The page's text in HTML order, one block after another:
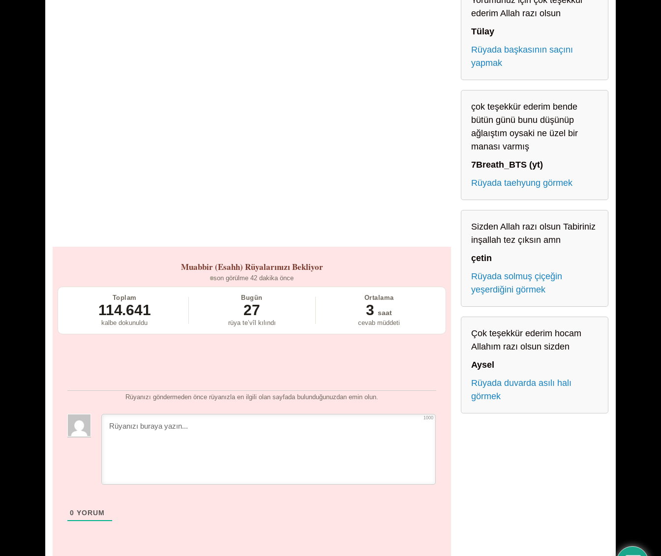
Muabbir (Esahh) Rüyalarınızı Bekliyor
son görülme 42 dakika önce
Toplam
114.641
kalbe dokunuldu
Bugün
27
rüya te’vîl kılındı
Ortalama
3 saat
cevab müddeti
Rüyanızı göndermeden önce rüyanızla en ilgili olan sayfada bulunduğunuzdan emin olun.
1000
0 YORUM
ederim Allah razı olsun
Tülay
Rüyada başkasının saçını
yapmak
çok teşekkür ederim bende
bütün günü bunu düşünüp
ağlaıştım oysaki ne üzel bir
manası varmış
7Breath_BTS (yt)
Rüyada taehyung görmek
Sizden Allah razı olsun Tabiriniz
inşallah tez çıksın amn
çetin
Rüyada solmuş çiçeğin
yeşerdiğini görmek
Çok teşekkür ederim hocam
Allahım razı olsun sizden
Aysel
Rüyada duvarda asılı halı
görmek